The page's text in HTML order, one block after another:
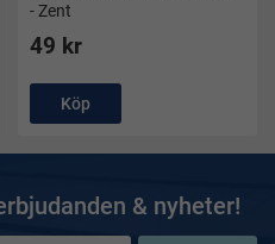
- Zent
49 kr
Köp
& nyheter!